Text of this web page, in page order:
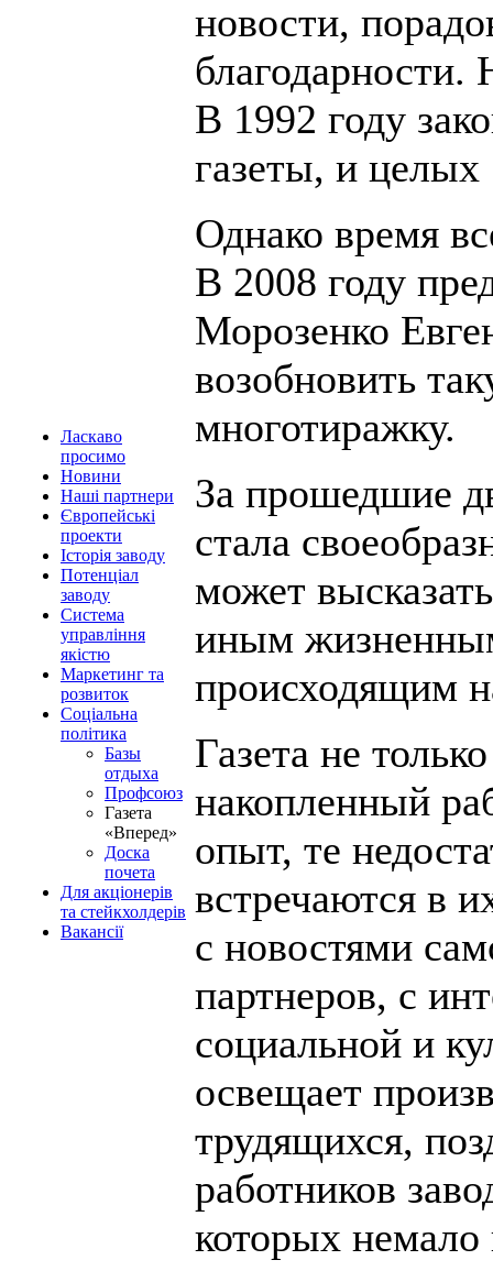
Ласкаво
просимо
Новини
Наші партнери
Європейські
проекти
Історія заводу
Потенціал
заводу
Система
управління
якістю
Маркетинг та
розвиток
Соціальна
політика
Базы
отдыха
Профсоюз
Газета
«Вперед»
Доска
почета
Для акціонерів
та стейкхолдерів
Вакансії
новости,
В 1992 году
газеты, и
Однако время
В 2008 году
Морозенко
возобновить
многотиражку.
За прошедшие
стала
может
иным
происходящим
Газета не
накопленный
опыт, те
встречаются в
с новостями
партнеров, с
социальной и
освещает
трудящихся,
работников
которых